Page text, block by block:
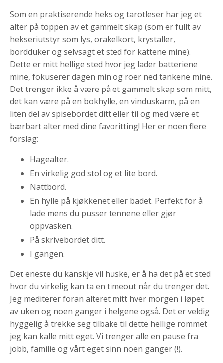
Som en praktiserende heks og tarotleser har jeg et
alter på toppen av et gammelt skap (som er fullt av
hekseriutstyr som lys, orakelkort, krystaller,
bordduker og selvsagt et sted for kattene mine).
Dette er mitt hellige sted hvor jeg lader batteriene
mine, fokuserer dagen min og roer ned tankene mine.
Det trenger ikke å være på et gammelt skap som mitt,
det kan være på en bokhylle, en vinduskarm, på en
liten del av spisebordet ditt eller til og med være et
bærbart alter med dine favoritting! Her er noen flere
forslag:
Hagealter.
En virkelig god stol og et lite bord.
Nattbord.
En hylle på kjøkkenet eller badet. Perfekt for å
lade mens du pusser tennene eller gjør
oppvasken.
På skrivebordet ditt.
I gangen.
Det eneste du kanskje vil huske, er å ha det på et sted
hvor du virkelig kan ta en timeout når du trenger det.
Jeg mediterer foran alteret mitt hver morgen i løpet
av uken og noen ganger i helgene også. Det er veldig
hyggelig å trekke seg tilbake til dette hellige rommet
jeg kan kalle mitt eget. Vi trenger alle en pause fra
jobb, familie og vårt eget sinn noen ganger (!).